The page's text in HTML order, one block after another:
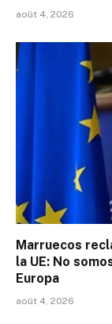
août 4, 2026
Marruecos
la UE: No
Europa
août 4, 2026